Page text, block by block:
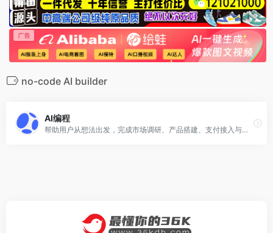
no-code AI builder
AI编程
帮助用户从想法出发，完成市场调研、产品搭建、支付接入与上线发布，做成可商业化网站的多智能体协作无代码编程平台。